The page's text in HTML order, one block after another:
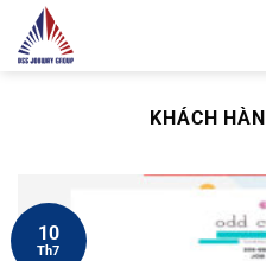
Chuyển
đến
KHÁCH
10
Th7